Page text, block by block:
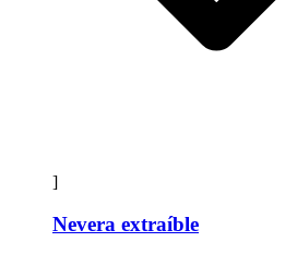
]
Nevera extraíble